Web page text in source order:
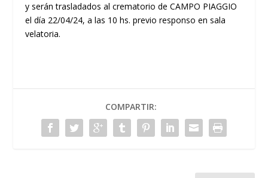
y serán trasladados al crematorio de CAMPO PIAGGIO
el día 22/04/24, a las 10 hs. previo responso en sala
velatoria.
COMPARTIR: